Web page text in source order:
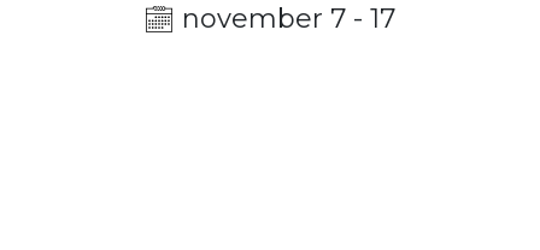
november 7 - 17